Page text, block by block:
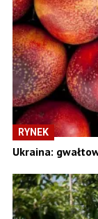
RYNEK
Ukraina: